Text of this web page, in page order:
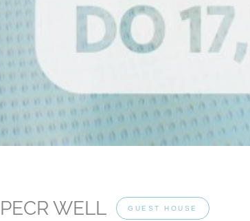
WELL GUEST HOUSE